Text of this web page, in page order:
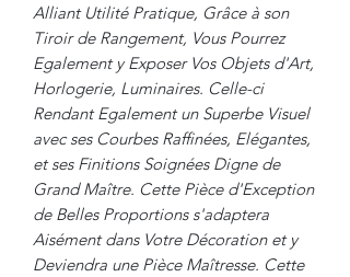
Alliant Utilité Pratique, Grâce à son
Tiroir de Rangement, Vous Pourrez
Egalement y Exposer Vos Objets d'Art,
Horlogerie, Luminaires. Celle-ci
Rendant Egalement un Superbe Visuel
avec ses Courbes Raffinées, Elégantes,
et ses Finitions Soignées Digne de
Grand Maître. Cette Pièce d'Exception
de Belles Proportions s'adaptera
Aisément dans Votre Décoration et y
Deviendra une Pièce Maîtresse. Cette